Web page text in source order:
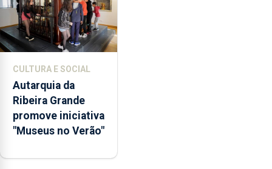
dos
museus
e
núcleos
integrados
na
Rede
Municipal
de
aos
CULTURA E SOCIAL
Autarquia da
Ribeira Grande
promove iniciativa
"Museus no Verão"